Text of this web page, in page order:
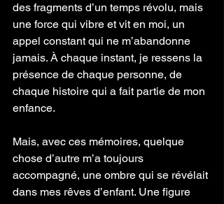
des fragments d’un temps révolu, mais
une force qui vibre et vit en moi, un
appel constant qui ne m’abandonne
jamais. À chaque instant, je ressens la
présence de chaque personne, de
chaque histoire qui a fait partie de mon
enfance.
Mais, avec ces mémoires, quelque
chose d’autre m’a toujours
accompagné, une ombre qui se révélait
dans mes rêves d’enfant. Une figure